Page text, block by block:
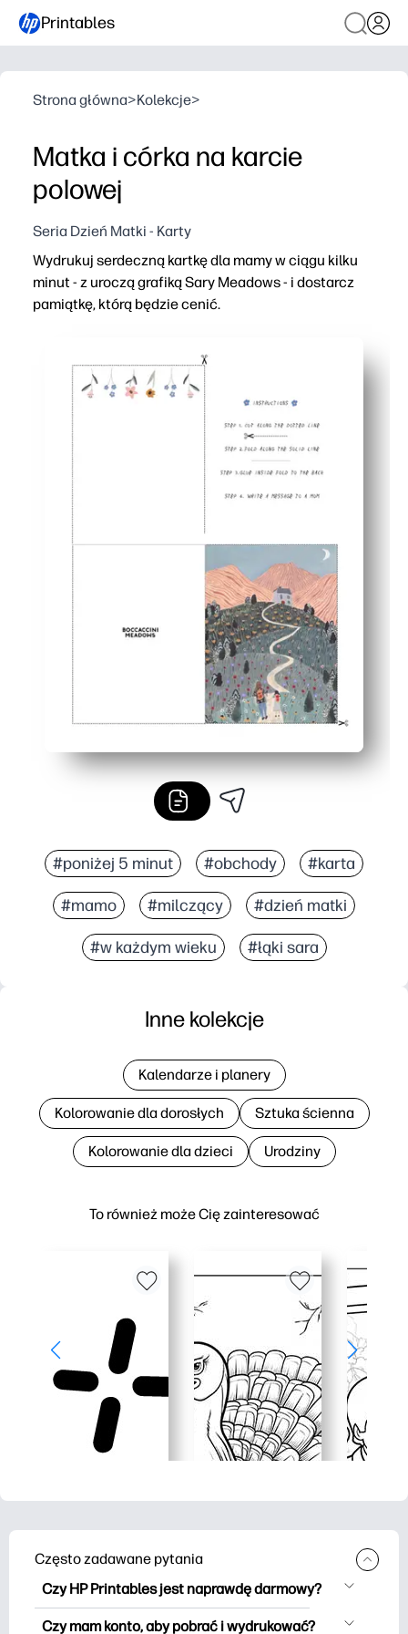
Printables
Strona główna>Kolekcje>
Matka i córka na karcie
polowej
Seria Dzień Matki - Karty
Wydrukuj serdeczną kartkę dla mamy w ciągu kilku
minut - z uroczą grafiką Sary Meadows - i dostarcz
pamiątkę, którą będzie cenić.
Wspaniała ilustracja Sara Meadows sprawia, że
Dużo miejsca do personalizacji wnętrza - dodaj
Zapisuje sklep w ostatniej chwili i działa na Dzień
#poniżej 5 minut #obchody #karta
#mamo #milczący #dzień matki
#w każdym wieku #łąki sara
To również może Cię zainteresować
Inne kolekcje
Kalendarze i planery
Kolorowanie dla dorosłych Sztuka ścienna
Kolorowanie dla dzieci Urodziny
Często zadawane pytania
Czy HP Printables jest naprawdę darmowy?
HP Printables oferuje ponad 2500
Czy mam konto, aby pobrać i wydrukować?